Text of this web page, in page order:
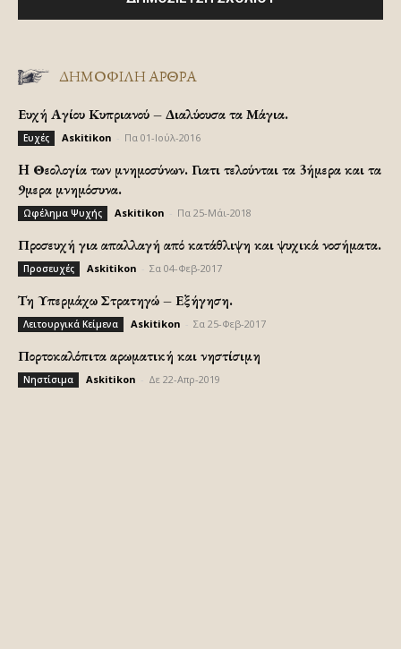
ΔΗΜΟΦΙΛΗ ΑΡΘΡΑ
Ευχή Αγίου Κυπριανού – Διαλύουσα τα Μάγια.
Ευχές Askitikon Πα 01-Ιούλ-2016
H Θεολογία των μνημοσύνων. Γιατι τελούνται τα 3ήμερα και τα
9μερα μνημόσυνα.
Ωφέλημα Ψυχής Askitikon Πα 25-Μάι-2018
Προσευχή για απαλλαγή από κατάθλιψη και ψυχικά νοσήματα.
Προσευχές Askitikon Σα 04-Φεβ-2017
Τη Υπερμάχω Στρατηγώ – Εξήγηση.
Λειτουργικά Κείμενα Askitikon Σα 25-Φεβ-2017
Πορτοκαλόπιτα αρωματική και νηστίσιμη
Νηστίσιμα Askitikon Δε 22-Απρ-2019